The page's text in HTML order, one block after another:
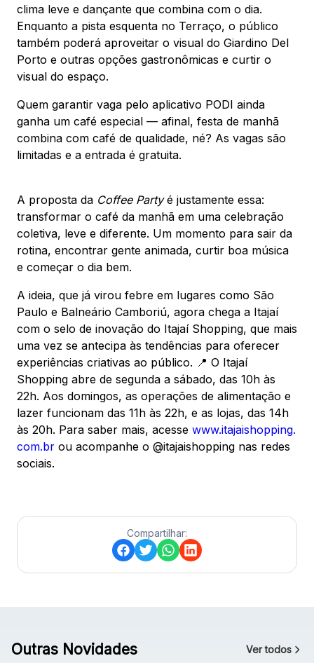
clima leve e dançante que combina com o dia.
Enquanto a pista esquenta no Terraço, o público
também poderá aproveitar o visual do Giardino Del
Porto e outras opções gastronômicas e curtir o
visual do espaço.
Quem garantir vaga pelo aplicativo PODI ainda
ganha um café especial — afinal, festa de manhã
combina com café de qualidade, né? As vagas são
limitadas e a entrada é gratuita.
A proposta da Coffee Partyé justamente essa:
transformar o café da manhã em uma celebração
coletiva, leve e diferente. Um momento para sair da
rotina, encontrar gente animada, curtir boa música
e começar o dia bem.
A ideia, que já virou febre em lugares como São
Paulo e Balneário Camboriú, agora chega a Itajaí
com o selo de inovação do Itajaí Shopping, que mais
uma vez se antecipa às tendências para oferecer
experiências criativas ao público. 📍 O Itajaí
Shopping abre de segunda a sábado, das 10h às
22h. Aos domingos, as operações de alimentação e
lazer funcionam das 11h às 22h, e as lojas, das 14h
às 20h. Para saber mais, acesse www.itajaishopping.
com.br ou acompanhe o @itajaishopping nas redes
sociais.
Compartilhar:
Outras Novidades Ver todos